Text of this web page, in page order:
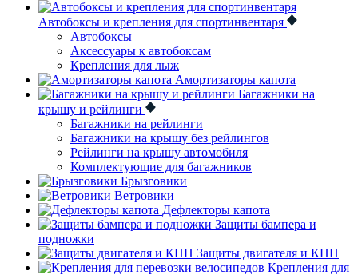
Автобоксы и крепления для спортинвентаря
Автобоксы
Аксессуары к автобоксам
Крепления для лыж
Амортизаторы капота
Багажники на
крышу и рейлинги
Багажники на рейлинги
Багажники на крышу без рейлингов
Рейлинги на крышу автомобиля
Комплектующие для багажников
Брызговики
Ветровики
Дефлекторы капота
Защиты бампера и
подножки
Защиты двигателя и КПП
Крепления для